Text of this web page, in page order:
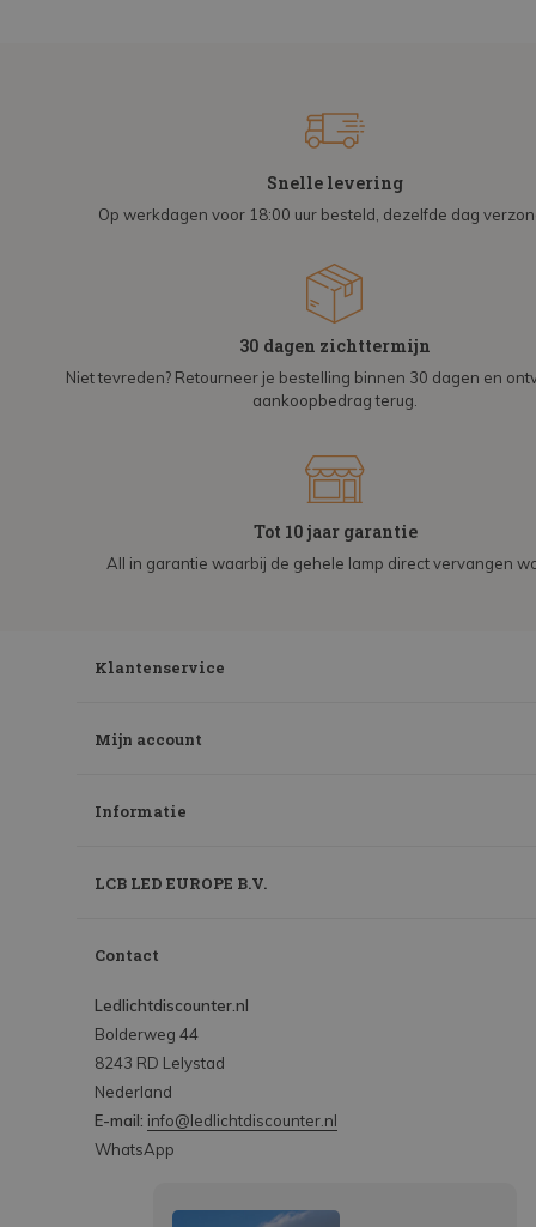
Snelle levering
Op werkdagen voor 18:00 uur besteld, dezelfde dag
30 dagen zichttermijn
Niet tevreden? Retourneer je bestelling binnen 30 dagen en
aankoopbedrag terug.
Tot 10 jaar garantie
All in garantie waarbij de gehele lamp direct vervangen
Klantenservice
Mijn account
Informatie
LCB LED EUROPE B.V.
Contact
Ledlichtdiscounter.nl
Bolderweg 44
8243 RD Lelystad
Nederland
E-mail: info@ledlichtdiscounter.nl
WhatsApp